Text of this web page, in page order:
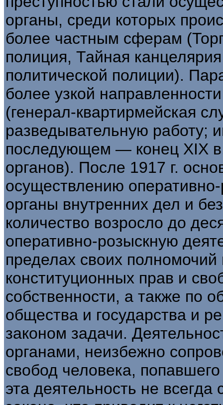
органы, среди которых
более частным сферам
полиция, Тайная
политической полиции).
более узкой
(генерал-квартирмейская
разведывательную работу;
последующем — конец XIX
органов). После 1917 г.
осуществлению
органы внутренних дел и
количество возросло до
оперативно-розыскную
пределах своих
конституционных прав и
собственности, а также по
общества и государства и
законом задачи.
органами, неизбежно
свобод человека,
эта деятельность не всегда